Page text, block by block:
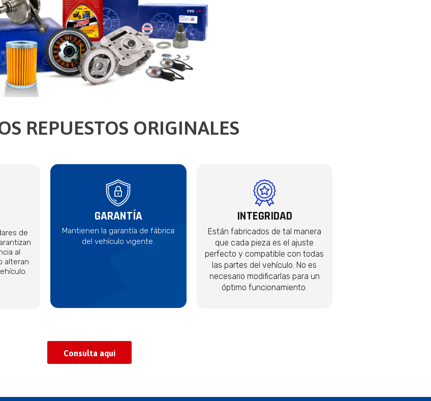
REPUESTOS ORIGINALES
de
al
alteran
GARANTÍA
Mantienen la garantía de fábrica
del vehículo vigente.
INTEGRIDAD
Están fabricados de tal manera
que cada pieza es el ajuste
perfecto y compatible con todas
las partes del vehículo. No es
necesario modificarlas para un
óptimo funcionamiento.
Consulta aquí